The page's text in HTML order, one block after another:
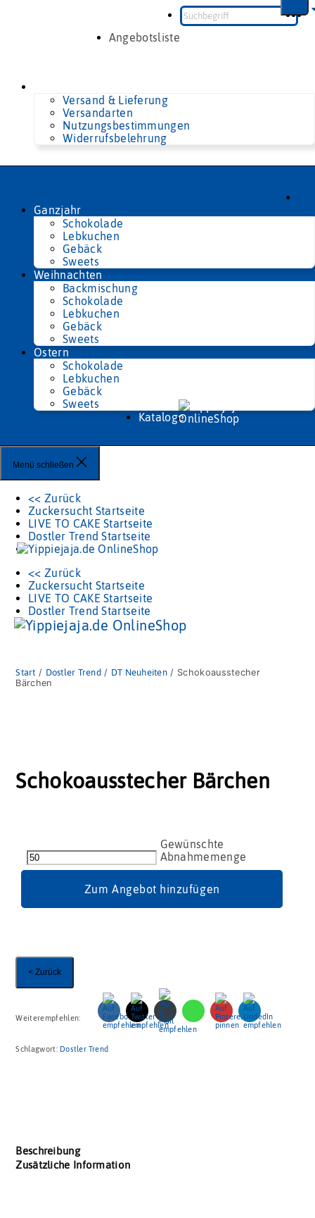
Angebotsliste
Versand & Lieferung
Versandarten
Nutzungsbestimmungen
Widerrufsbelehrung
Ganzjahr
Schokolade
Lebkuchen
Gebäck
Sweets
Weihnachten
Backmischung
Schokolade
Lebkuchen
Gebäck
Sweets
Ostern
Schokolade
Lebkuchen
Gebäck
Sweets
Kataloge
Menü schließen
<< Zurück
Zuckersucht Startseite
LIVE TO CAKE Startseite
Dostler Trend Startseite
<< Zurück
Zuckersucht Startseite
LIVE TO CAKE Startseite
Dostler Trend Startseite
Start / Dostler Trend / DT Neuheiten / Schokoausstecher
Bärchen
Schokoausstecher Bärchen
Bärchen
Menge
Zum Angebot hinzufügen
< Zurück
Weiterempfehlen:
Schlagwort: Dostler Trend
Beschreibung
Zusätzliche Information